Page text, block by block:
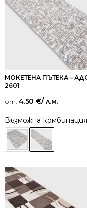
МОКЕТЕНА ПЪТЕКА –
2601
от: 4.50 €/ л.м.
Възможна комбинация